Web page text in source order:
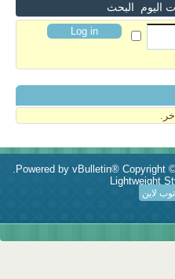
اليوم البحث
Powered by vBulletin® Copyright
Lightweight
توب لاين